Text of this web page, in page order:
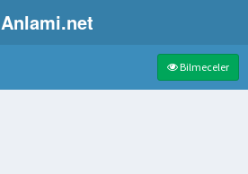
Anlami.net
Bilmeceler